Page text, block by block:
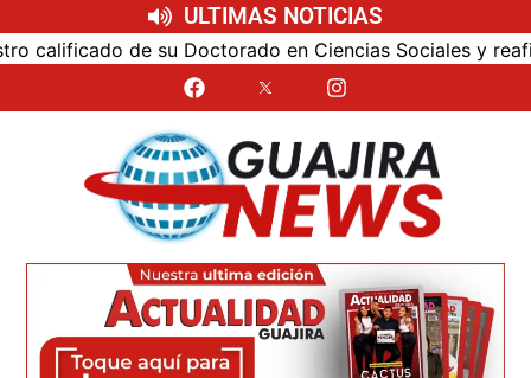
ULTIMAS NOTICIAS
de su Doctorado en Ciencias Sociales y reafirmó